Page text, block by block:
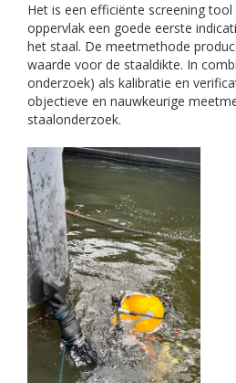
Het is een efficiënte screening
oppervlak een goede eerste
het staal. De meetmethode
waarde voor de staaldikte. In
onderzoek) als kalibratie en
objectieve en nauwkeurige
staalonderzoek.